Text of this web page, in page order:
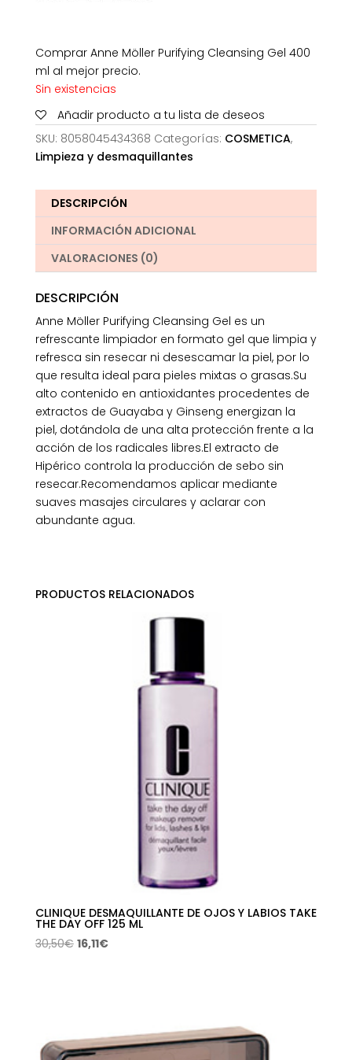
Comprar Anne Möller Purifying Cleansing Gel 400
ml al mejor precio.
Sin existencias
Añadir producto a tu lista de deseos
SKU: 8058045434368 Categorías: COSMETICA,
Limpieza y desmaquillantes
DESCRIPCIÓN
INFORMACIÓN ADICIONAL
VALORACIONES (0)
DESCRIPCIÓN
Anne Möller Purifying Cleansing Gel es un
refrescante limpiador en formato gel que limpia y
refresca sin resecar ni desescamar la piel, por lo
que resulta ideal para pieles mixtas o grasas.Su
alto contenido en antioxidantes procedentes de
extractos de Guayaba y Ginseng energizan la
piel, dotándola de una alta protección frente a la
acción de los radicales libres.El extracto de
Hipérico controla la producción de sebo sin
resecar.Recomendamos aplicar mediante
suaves masajes circulares y aclarar con
abundante agua.
PRODUCTOS RELACIONADOS
CLINIQUE DESMAQUILLANTE DE OJOS Y LABIOS TAKE
THE DAY OFF 125 ML
30,50€ El
16,11€El